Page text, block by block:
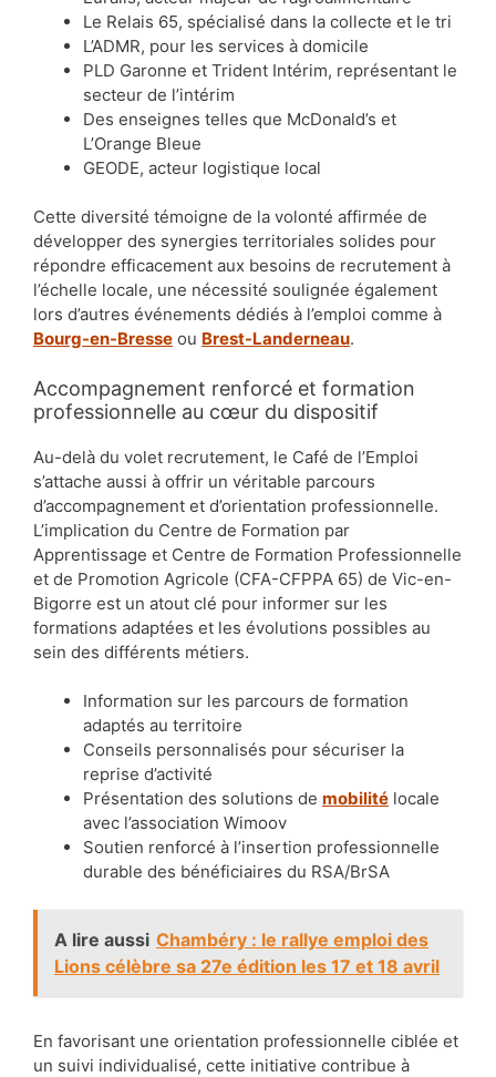
Le Relais 65, spécialisé dans la collecte et le tri
L’ADMR, pour les services à domicile
PLD Garonne et Trident Intérim, représentant le
secteur de l’intérim
Des enseignes telles que McDonald’s et
L’Orange Bleue
GEODE, acteur logistique local
Cette diversité témoigne de la volonté affirmée de
développer des synergies territoriales solides pour
répondre efficacement aux besoins de recrutement à
l’échelle locale, une nécessité soulignée également
lors d’autres événements dédiés à l’emploi comme à
Bourg-en-Bresse ou Brest-Landerneau.
Accompagnement renforcé et formation
professionnelle au cœur du dispositif
Au-delà du volet recrutement, le Café de l’Emploi
s’attache aussi à offrir un véritable parcours
d’accompagnement et d’orientation professionnelle.
L’implication du Centre de Formation par
Apprentissage et Centre de Formation Professionnelle
et de Promotion Agricole (CFA-CFPPA 65) de Vic-en-
Bigorre est un atout clé pour informer sur les
formations adaptées et les évolutions possibles au
sein des différents métiers.
Information sur les parcours de formation
adaptés au territoire
Conseils personnalisés pour sécuriser la
reprise d’activité
Présentation des solutions de mobilité locale
avec l’association Wimoov
Soutien renforcé à l’insertion professionnelle
durable des bénéficiaires du RSA/BrSA
A lire aussi Chambéry : le rallye emploi des
Lions célèbre sa 27e édition les 17 et 18 avril
En favorisant une orientation professionnelle ciblée et
un suivi individualisé, cette initiative contribue à